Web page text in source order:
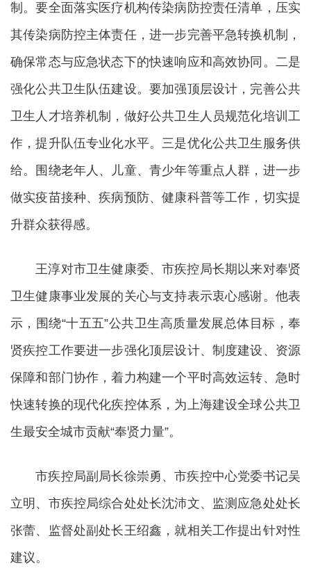
制。要全面落实医疗机构传染病防控责任清单，压实
其传染病防控主体责任，进一步完善平急转换机制，
确保常态与应急状态下的快速响应和高效协同。二是
强化公共卫生队伍建设。要加强顶层设计，完善公共
卫生人才培养机制，做好公共卫生人员规范化培训工
作，提升队伍专业化水平。三是优化公共卫生服务供
给。围绕老年人、儿童、青少年等重点人群，进一步
做实疫苗接种、疾病预防、健康科普等工作，切实提
升群众获得感。
王淳对市卫生健康委、市疾控局长期以来对奉贤
卫生健康事业发展的关心与支持表示衷心感谢。他表
示，围绕“十五五”公共卫生高质量发展总体目标，奉
贤疾控工作要进一步强化顶层设计、制度建设、资源
保障和部门协作，着力构建一个平时高效运转、急时
快速转换的现代化疾控体系，为上海建设全球公共卫
生最安全城市贡献“奉贤力量”。
市疾控局副局长徐崇勇、市疾控中心党委书记吴
立明、市疾控局综合处处长沈沛文、监测应急处处长
张蕾、监督处副处长王绍鑫，就相关工作提出针对性
建议。